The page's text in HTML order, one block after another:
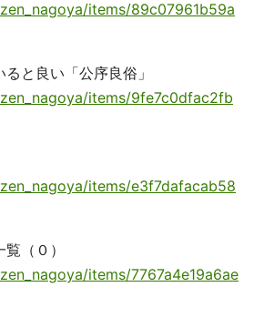
items/89c07961b59a
と良い「公序良俗」
items/9fe7c0dfac2fb
items/e3f7dafacab58
（０）
items/7767a4e19a6ae